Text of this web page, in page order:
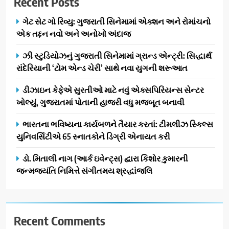
શરૂઆત
ENTERTAINMENT
ડીઝાઇન કેફેએ સુરતીઓ માટે નવું
એક્સપિરિયન્સ સેન્ટર ખોલ્યું,
મજબૂત બનાવી
BUSINESS
ભારતના ભવિષ્યના કાર્યબળને
તૈયાર કરતાં: ટીમલીઝ સ્કિલ્સ
એનાયત કરી
દ્વારા કિશોર કુમારની જન્મજયંતિ
નિમિત્તે સંગીતમય શ્રદ્ધાંજલિ
AHMEDABAD
ગેટ સેટ ગો રિવ્યુ: ગુજરાતી સિનેમામાં એક્શન અને રોમાંચનો
એક તદ્દન નવો અને અનોખો અંદાજ
ઝી સ્ટુડિયોઝનું ગુજરાતી સિનેમામાં ગ્રાન્ડ એન્ટ્રી: સિદ્ધાર્થ
રાંદેરિયાની ‘ટોમ એન્ડ ચેરી’ સાથે નવા યુગની શરૂઆત
ડીઝાઇન કેફેએ સુરતીઓ માટે નવું એક્સપિરિયન્સ સેન્ટર
ખોલ્યું, ગુજરાતમાં પોતાની હાજરી વધુ મજબૂત બનાવી
ભારતના ભવિષ્યના કાર્યબળને તૈયાર કરતાં: ટીમલીઝ સ્કિલ્સ
યુનિવર્સિટીએ 65 સ્નાતકોને ડિગ્રી એનાયત કરી
ડો. મિતાલી નાગ (આર્ક ઇવેન્ટ્સ) દ્વારા કિશોર કુમારની
જન્મજયંતિ નિમિત્તે સંગીતમય શ્રદ્ધાંજલિ
Recent Comments